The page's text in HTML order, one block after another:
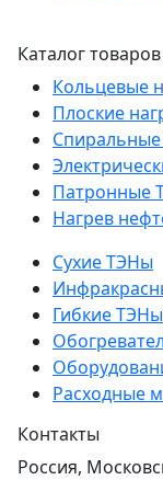
Каталог товаров
Кольцевые
Плоские
Патронные
Нагрев
Сухие ТЭНы
Гибкие ТЭНы
Расходные
Контакты
Россия,